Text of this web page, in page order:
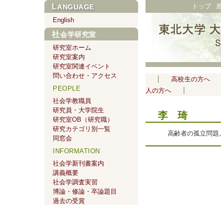
トップ
高校生の方へ
人の方へ
李 琦
高齢者の孤立問題
LANGUAGE
English
社会学研究室
研究室ホーム
研究室案内
研究室関連イベント
問い合わせ・アクセス
PEOPLE
社会学教職員
研究員・大学院生
研究室OB（研究職）
研究カテゴリ別一覧
同窓会
INFORMATION
社会学新刊書案内
講義概要
社会学調査実習
博論・修論・卒論題目
過去の受賞